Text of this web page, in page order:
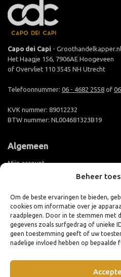
Beheer
Om de beste ervaringen te bieden,
cookies om informatie over je
raadplegen. Door in te stemmen met
gegevens zoals surfgedrag of unieke
geen toestemming geeft of uw
nadelige invloed hebben op bepaalde
Capo dei Capi - Groothandelkapper.nl
Het Haagje 156, 7906AE Hoogeveen
of Overvliet 110 3545 NH Utrecht
Telefoonnummer: 06 - 4682 2558 of
KVK nummer: 89012232
BTW nummer: NL004681323B19
Algemeen
Mijn account
Groothandel aanmelden
Levertijd en verzending
Retouren en ruilen
Algemene voorwaarden
Privacy policy